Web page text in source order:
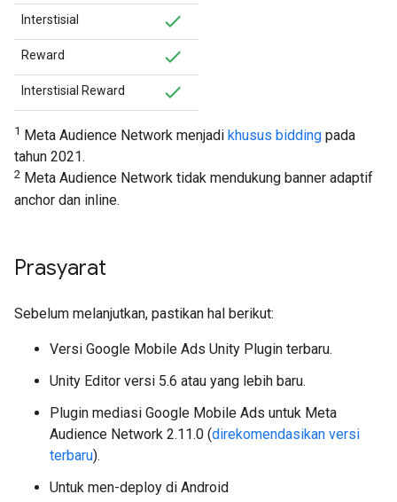
Interstisial
Reward
Interstisial Reward
1 Meta Audience Network menjadi khusus bidding pada
tahun 2021.
2 Meta Audience Network tidak mendukung banner adaptif
anchor dan inline.
Prasyarat
Sebelum melanjutkan, pastikan hal berikut:
Versi Google Mobile Ads Unity Plugin terbaru.
Unity Editor versi 5.6 atau yang lebih baru.
Plugin mediasi Google Mobile Ads untuk Meta
Audience Network 2.11.0 (direkomendasikan versi
terbaru).
Untuk men-deploy di Android